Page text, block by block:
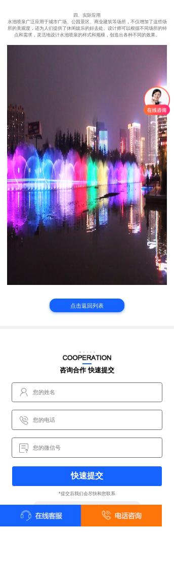
四、实际应用
水池喷泉广泛应用于城市广场、公园景区、商业建筑等场所，不仅增加了这些场
所的美观度，还为人们提供了休闲娱乐的好去处。设计师可以根据不同场所的特
点和需求，灵活地设计水池喷泉的样式和规模，创造出各种不同的效果。
点击返回列表
咨询合作 快速提交
快速提交
*提交后我们会尽快和您联系